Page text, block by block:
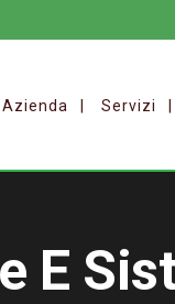
Azienda Servizi
E